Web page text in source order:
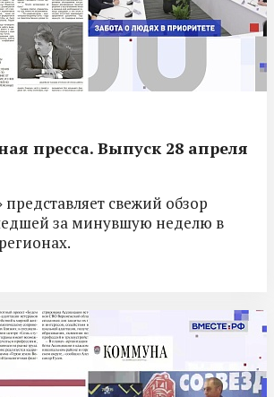
пресса. Выпуск 28 апреля
свежий обзор
за минувшую неделю в